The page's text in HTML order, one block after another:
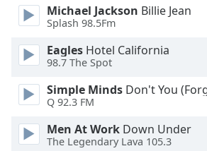
window.
Escape
cancel
and
close
Michael Jackson Billie Jean
Splash 98.5Fm
Eagles Hotel California
98.7 The Spot
Simple Minds Don't You
Q 92.3 FM
Men At Work Down Under
The Legendary Lava 105.3